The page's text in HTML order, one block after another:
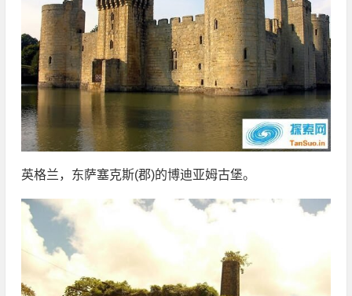
英格兰，东萨塞克斯(郡)的博迪亚姆古堡。